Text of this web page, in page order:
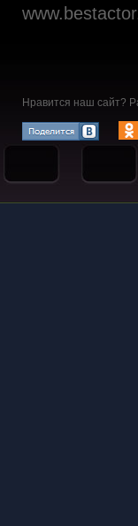
Нравится наш сайт?